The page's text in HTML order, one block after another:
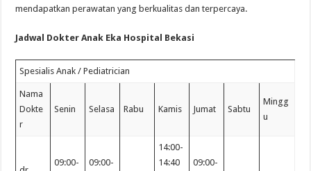
mendapatkan perawatan yang berkualitas dan terpercaya.
Jadwal Dokter Anak Eka Hospital Bekasi
Spesialis Anak / Pediatrician
Nama
Dokte
r
Senin Selasa Rabu Kamis Jumat Sabtu
Mingg
u
09:00-
09:00-
14:00-
14:40
09:00-